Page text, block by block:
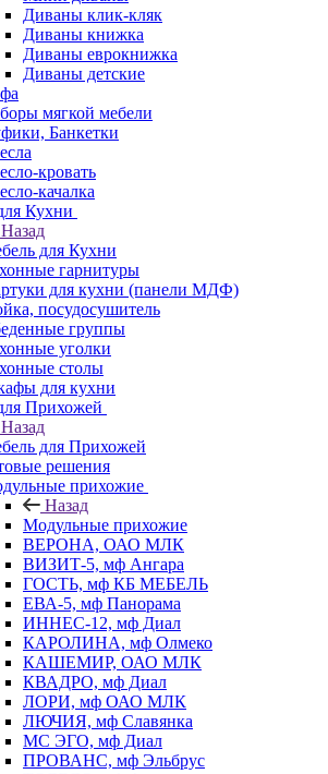
Диваны клик-кляк
Диваны книжка
Диваны еврокнижка
Диваны детские
мягкой мебели
Банкетки
кровать
качалка
Кухни
Назад
для Кухни
гарнитуры
для кухни (панели МДФ)
посудосушитель
группы
уголки
столы
для кухни
Прихожей
Назад
для Прихожей
решения
прихожие
Назад
Модульные прихожие
ВЕРОНА, ОАО МЛК
ВИЗИТ-5, мф Ангара
ГОСТЬ, мф КБ МЕБЕЛЬ
ЕВА-5, мф Панорама
ИННЕС-12, мф Диал
КАРОЛИНА, мф Олмеко
КАШЕМИР, ОАО МЛК
КВАДРО, мф Диал
ЛОРИ, мф ОАО МЛК
ЛЮЧИЯ, мф Славянка
МС ЭГО, мф Диал
ПРОВАНС, мф Эльбрус